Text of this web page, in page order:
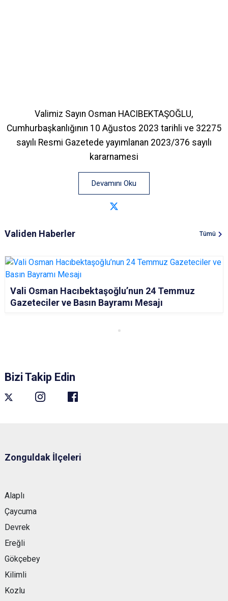
Valimiz Sayın Osman HACIBEKTAŞOĞLU,
Cumhurbaşkanlığının 10 Ağustos 2023 tarihli ve 32275
sayılı Resmi Gazetede yayımlanan 2023/376 sayılı
kararnamesi
Devamını Oku
Validen Haberler Tümü
Vali Osman Hacıbektaşoğlu’nun 24 Temmuz
Gazeteciler ve Basın Bayramı Mesajı
Bizi Takip Edin
Zonguldak İlçeleri
Alaplı
Çaycuma
Devrek
Ereğli
Gökçebey
Kilimli
Kozlu